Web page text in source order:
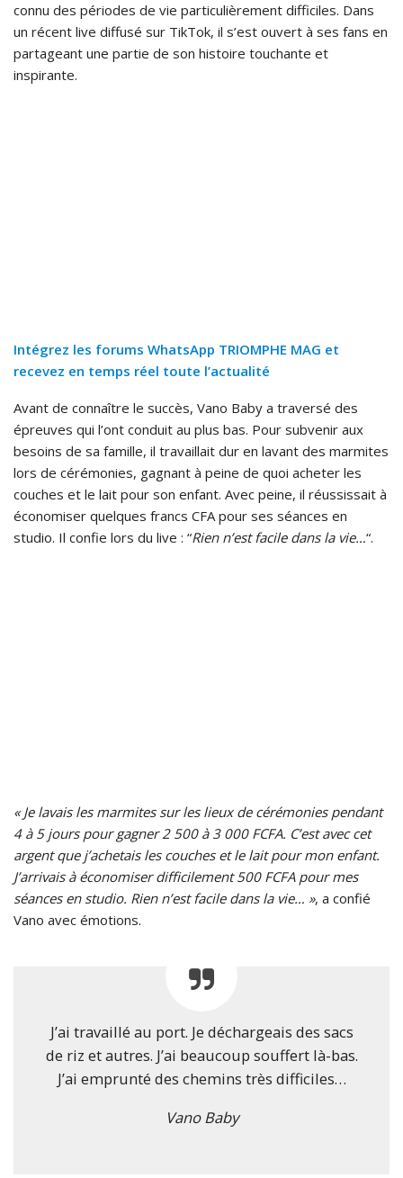
connu des périodes de vie particulièrement difficiles. Dans
un récent live diffusé sur TikTok, il s’est ouvert à ses fans en
partageant une partie de son histoire touchante et
inspirante.
Intégrez les forums WhatsApp TRIOMPHE MAG et
recevez en temps réel toute l’actualité
Avant de connaître le succès, Vano Baby a traversé des
épreuves qui l’ont conduit au plus bas. Pour subvenir aux
besoins de sa famille, il travaillait dur en lavant des marmites
lors de cérémonies, gagnant à peine de quoi acheter les
couches et le lait pour son enfant. Avec peine, il réussissait à
économiser quelques francs CFA pour ses séances en
studio. Il confie lors du live : “Rien n’est facile dans la vie…“.
« Je lavais les marmites sur les lieux de cérémonies pendant
4 à 5 jours pour gagner 2 500 à 3 000 FCFA. C’est avec cet
argent que j’achetais les couches et le lait pour mon enfant.
J’arrivais à économiser difficilement 500 FCFA pour mes
séances en studio. Rien n’est facile dans la vie… », a confié
Vano avec émotions.
J’ai travaillé au port. Je déchargeais des sacs
de riz et autres. J’ai beaucoup souffert là-bas.
J’ai emprunté des chemins très difficiles…
Vano Baby